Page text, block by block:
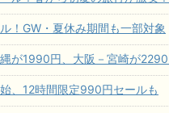
！GW・夏休み期間も一部対象
が1990円、大阪－宮崎が
、12時間限定990円セールも